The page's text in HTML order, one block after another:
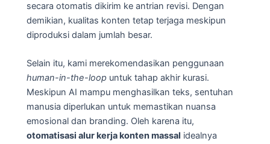
secara otomatis dikirim ke antrian revisi. Dengan
demikian, kualitas konten tetap terjaga meskipun
diproduksi dalam jumlah besar.
Selain itu, kami merekomendasikan penggunaan
human-in-the-loop untuk tahap akhir kurasi.
Meskipun AI mampu menghasilkan teks, sentuhan
manusia diperlukan untuk memastikan nuansa
emosional dan branding. Oleh karena itu,
otomatisasi alur kerja konten massal idealnya